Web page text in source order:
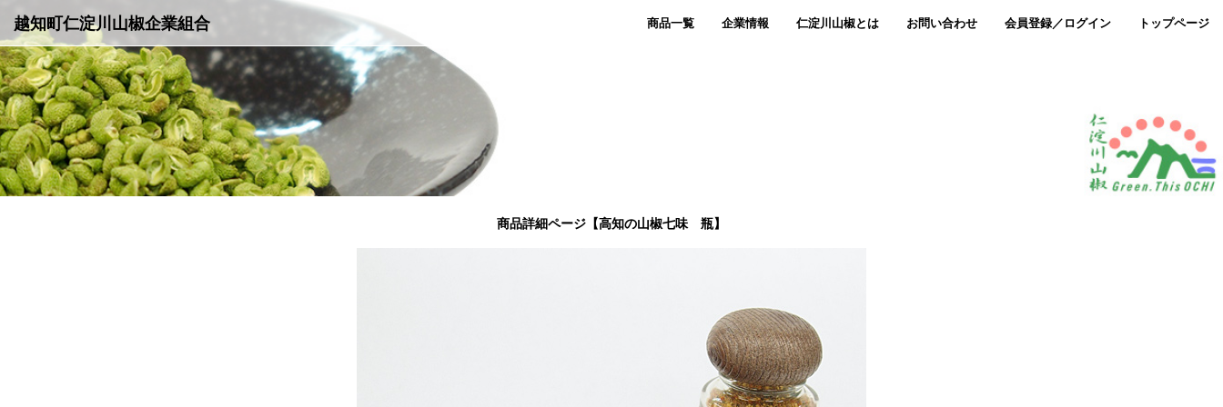
越知町仁淀川山椒企業組合 商品一覧 企業情報 仁淀川山椒とは お問い合わせ 会員登録／ログイン トップページ
商品詳細ページ【高知の山椒七味 瓶】